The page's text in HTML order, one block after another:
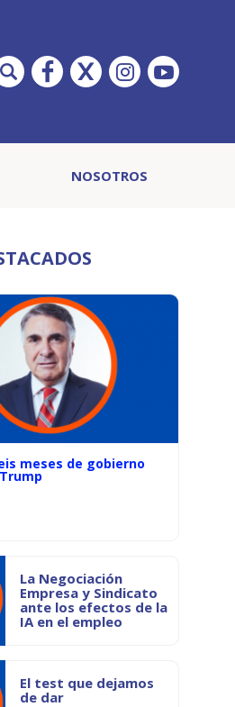
NOSOTROS
meses de gobierno
La Negociación
Empresa y Sindicato
ante los efectos de la
IA en el empleo
El test que dejamos
de dar